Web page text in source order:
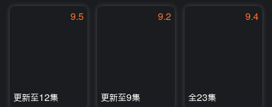
9.5
更新至12集
9.2
更新至9集
9.4
全23集